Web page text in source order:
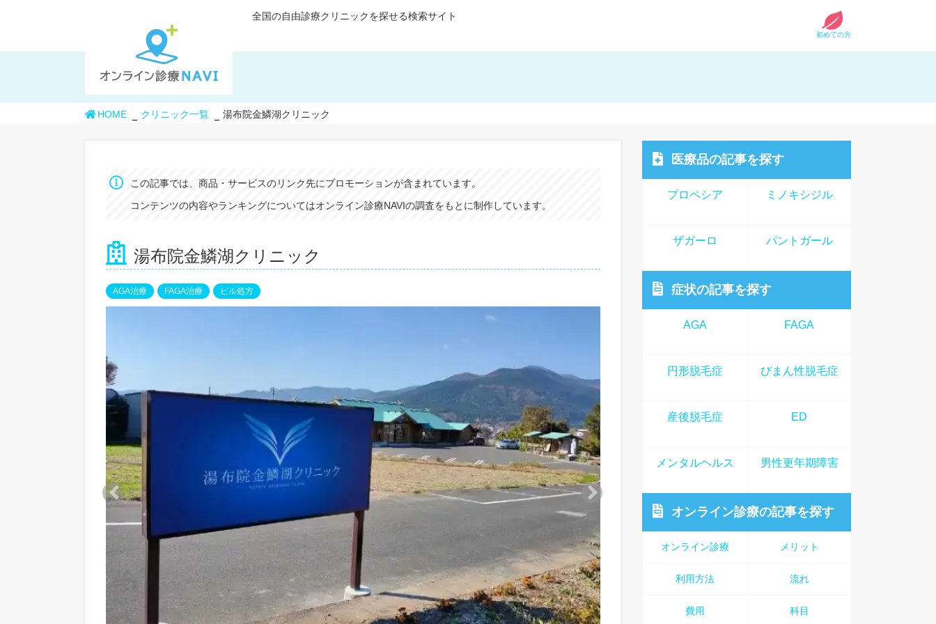
全国の自由診療クリニックを探せる検索サイト
初めての方
HOME クリニック一覧 湯布院金鱗湖クリニック
この記事では、商品・サービスのリンク先にプロモーションが含まれています。
コンテンツの内容やランキングについてはオンライン診療NAVIの調査をもとに制作しています。
湯布院金鱗湖クリニック
AGA治療 FAGA治療 ピル処方
医療品の記事を探す
プロペシア ミノキシジル
ザガーロ パントガール
症状の記事を探す
AGA FAGA
円形脱毛症 びまん性脱毛症
産後脱毛症 ED
メンタルヘルス 男性更年期障害
オンライン診療の記事を探す
オンライン診療 メリット
利用方法 流れ
費用 科目